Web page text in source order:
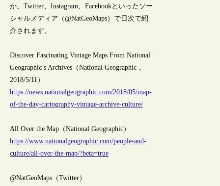
か、Twitter、Instagram、Facebookといったソー
シャルメディア（@NatGeoMaps）で日次で紹
介されます。
Discover Fascinating Vintage Maps From National
Geographic’s Archives（National Geographic，
2018/5/11）
https://news.nationalgeographic.com/2018/05/map-
of-the-day-cartography-vintage-archive-culture/
All Over the Map（National Geographic）
https://www.nationalgeographic.com/people-and-
culture/all-over-the-map/?beta=true
@NatGeoMaps（Twitter）